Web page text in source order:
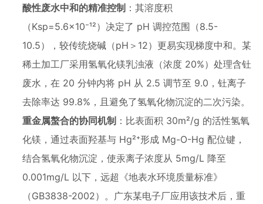
酸性废水中和的精准控制：其溶度积
（Ksp=5.6×10⁻¹²）决定了 pH 调控范围（8.5-
10.5），较传统烧碱（pH＞12）更易实现梯度中和。某
稀土加工厂采用氢氧化镁乳浊液（浓度 20%）处理含钍
废水，在 20 分钟内将 pH 从 2.5 调节至 9.0，钍离子
去除率达 99.8%，且避免了氢氧化物沉淀的二次污染。
重金属螯合的协同机制：比表面积 30m²/g 的活性氢氧
化镁，通过表面羟基与 Hg²⁺形成 Mg-O-Hg 配位键，
结合氢氧化物沉淀，使汞离子浓度从 5mg/L 降至
0.001mg/L 以下，远超《地表水环境质量标准》
（GB3838-2002）。广东某电子厂应用该技术后，重